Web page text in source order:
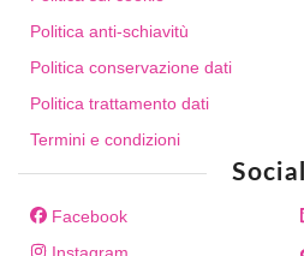
Politica anti-schiavitù
Politica conservazione dati
Politica trattamento dati
Termini e condizioni
Social
Facebook
Instagram